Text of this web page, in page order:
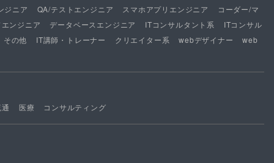
ジニア QA/テストエンジニア スマホアプリエンジニア
コーダー/マ
ンジニア
データベースエンジニア ITコンサルタント系
ITコンサル
その他
IT講師・トレーナー クリエイター系 webデザイナー web
医療 コンサルティング